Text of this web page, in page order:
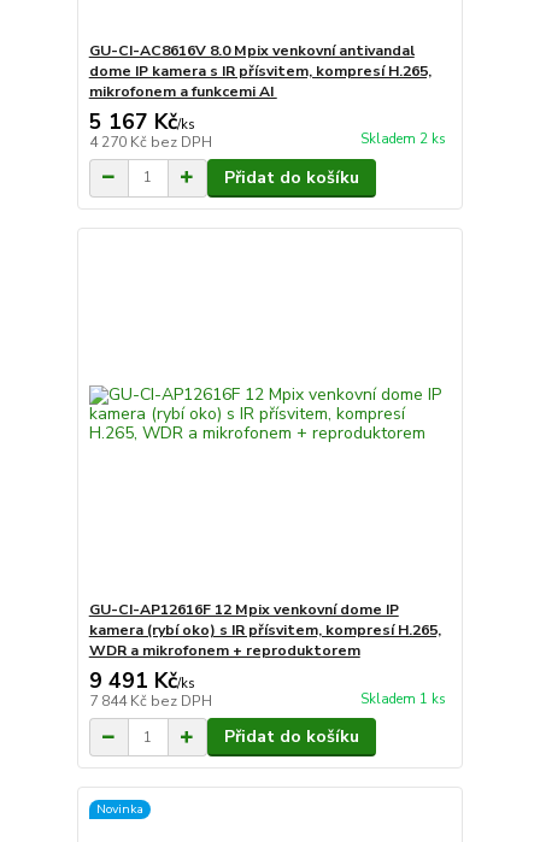
GU-CI-AC8616V 8.0 Mpix venkovní antivandal
dome IP kamera s IR přísvitem, kompresí H.265,
mikrofonem a funkcemi AI
5 167 Kč/ks
4 270 Kč bez DPH Skladem 2 ks
Přidat do košíku
GU-CI-AP12616F 12 Mpix venkovní dome IP
kamera (rybí oko) s IR přísvitem, kompresí H.265,
WDR a mikrofonem + reproduktorem
9 491 Kč/ks
7 844 Kč bez DPH Skladem 1 ks
Přidat do košíku
Novinka